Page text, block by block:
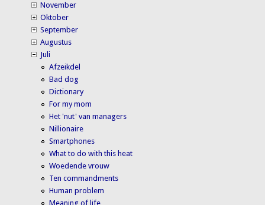
November
Oktober
September
Augustus
Juli
Afzeikdel
Bad dog
Dictionary
For my mom
Het 'nut' van managers
Nillionaire
Smartphones
What to do with this heat
Woedende vrouw
Ten commandments
Human problem
Meaning of life